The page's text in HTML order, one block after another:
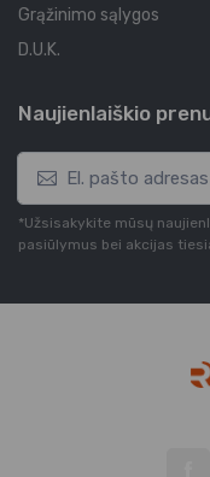
Grąžinimo sąlygos
D.U.K.
Naujienlaiškio
*Užsisakykite mūsų
pasiūlymus bei akcijas